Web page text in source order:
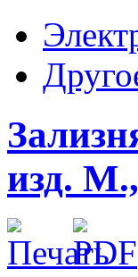
изд.